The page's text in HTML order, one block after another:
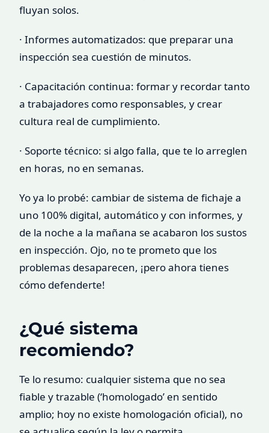
fluyan solos.
· Informes automatizados: que preparar una
inspección sea cuestión de minutos.
· Capacitación continua: formar y recordar tanto
a trabajadores como responsables, y crear
cultura real de cumplimiento.
· Soporte técnico: si algo falla, que te lo arreglen
en horas, no en semanas.
Yo ya lo probé: cambiar de sistema de fichaje a
uno 100% digital, automático y con informes, y
de la noche a la mañana se acabaron los sustos
en inspección. Ojo, no te prometo que los
problemas desaparecen, ¡pero ahora tienes
cómo defenderte!
¿Qué sistema
recomiendo?
Te lo resumo: cualquier sistema que no sea
fiable y trazable (‘homologado’ en sentido
amplio; hoy no existe homologación oficial), no